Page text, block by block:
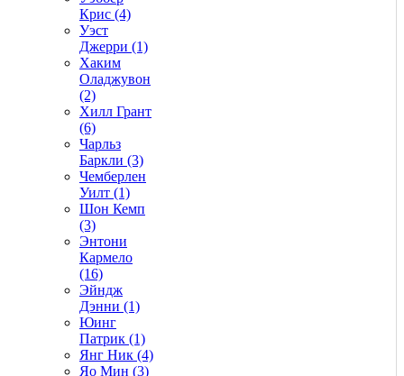
Крис (4)
Уэст
Джерри (1)
Хаким
Оладжувон
(2)
Хилл Грант
(6)
Чарльз
Баркли (3)
Чемберлен
Уилт (1)
Шон Кемп
(3)
Энтони
Кармело
(16)
Эйндж
Дэнни (1)
Юинг
Патрик (1)
Янг Ник (4)
Яо Мин (3)